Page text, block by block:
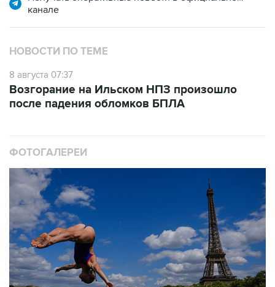
НОВОСТИ ПО ТЕМЕ
8 августа 07:37
после падения обломков БПЛА